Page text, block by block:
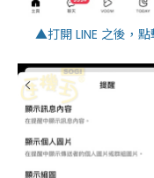
▲打開 LINE 之後，